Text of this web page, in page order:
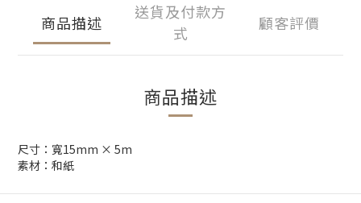
商品描述
送貨及付款方
式
顧客評價
商品描述
尺寸：寬15mm × 5m
素材：和紙